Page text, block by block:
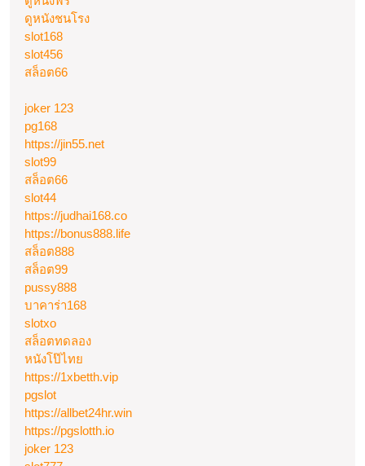
ดูหนังชนโรง
slot168
slot456
สล็อต66
joker 123
pg168
https://jin55.net
slot99
สล็อต66
slot44
https://judhai168.co
https://bonus888.life
สล็อต888
สล็อต99
pussy888
บาคาร่า168
slotxo
สล็อตทดลอง
หนังโป๊ไทย
https://1xbetth.vip
pgslot
https://allbet24hr.win
https://pgslotth.io
joker 123